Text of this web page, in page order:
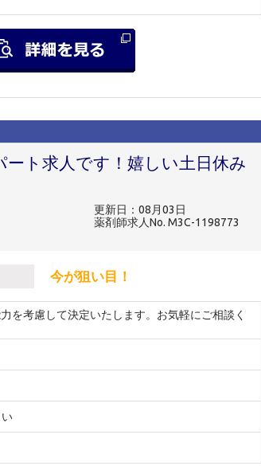
ト求人です！嬉しい土日休み
更新日：08月03日
薬剤師求人No. M3C-1198773
今が狙い目！
を考慮して決定いたします。お気軽にご相談く